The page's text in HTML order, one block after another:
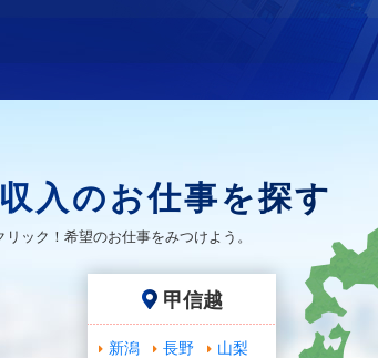
入のお仕事を探す
ック！希望のお仕事をみつけよう。
甲信越
新潟 長野 山梨